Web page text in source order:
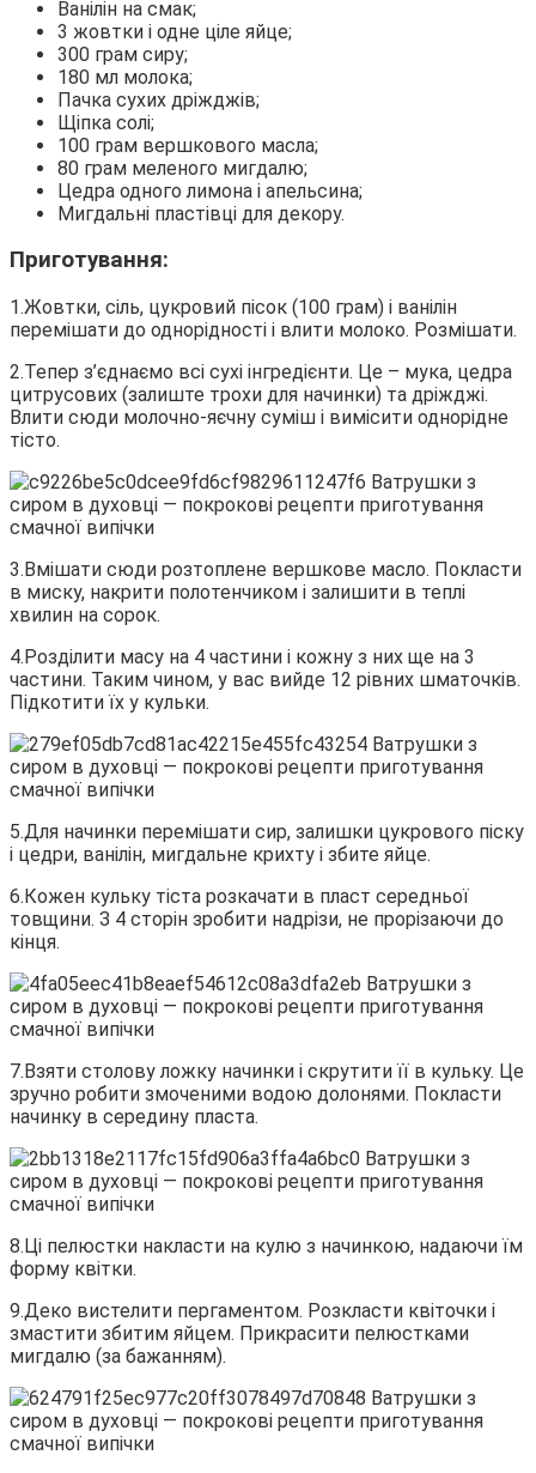
Ванілін на смак;
3 жовтки і одне ціле яйце;
300 грам сиру;
180 мл молока;
Пачка сухих дріжджів;
Щіпка солі;
100 грам вершкового масла;
80 грам меленого мигдалю;
Цедра одного лимона і апельсина;
Мигдальні пластівці для декору.
Приготування:
1.Жовтки, сіль, цукровий пісок (100 грам) і ванілін
перемішати до однорідності і влити молоко. Розмішати.
2.Тепер з’єднаємо всі сухі інгредієнти. Це – мука, цедра
цитрусових (залиште трохи для начинки) та дріжджі.
Влити сюди молочно-яєчну суміш і вимісити однорідне
тісто.
3.Вмішати сюди розтоплене вершкове масло. Покласти
в миску, накрити полотенчиком і залишити в теплі
хвилин на сорок.
4.Розділити масу на 4 частини і кожну з них ще на 3
частини. Таким чином, у вас вийде 12 рівних шматочків.
Підкотити їх у кульки.
5.Для начинки перемішати сир, залишки цукрового піску
і цедри, ванілін, мигдальне крихту і збите яйце.
6.Кожен кульку тіста розкачати в пласт середньої
товщини. З 4 сторін зробити надрізи, не прорізаючи до
кінця.
7.Взяти столову ложку начинки і скрутити її в кульку. Це
зручно робити змоченими водою долонями. Покласти
начинку в середину пласта.
8.Ці пелюстки накласти на кулю з начинкою, надаючи їм
форму квітки.
9.Деко вистелити пергаментом. Розкласти квіточки і
змастити збитим яйцем. Прикрасити пелюстками
мигдалю (за бажанням).